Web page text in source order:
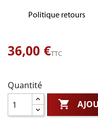
Politique retours
36,00 €TTC
Quantité
